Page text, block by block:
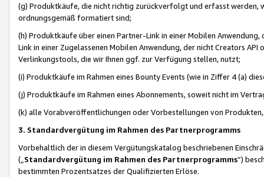
(g) Produktkäufe, die nicht richtig zurückverfolgt und erfasst werden,
ordnungsgemäß formatiert sind;
(h) Produktkäufe über einen Partner-Link in einer Mobilen
Link in einer Zugelassenen Mobilen Anwendung, der nicht Creators
Verlinkungstools, die wir Ihnen ggf. zur Verfügung stellen, nutzt;
(i) Produktkäufe im Rahmen eines Bounty Events (wie in Ziffer 4 (a)
(j) Produktkäufe im Rahmen eines Abonnements, soweit nicht im
(k) alle Vorabveröffentlichungen oder Vorbestellungen von
3. Standardvergütung im Rahmen des Partnerprogramms
Vorbehaltlich der in diesem Vergütungskatalog beschriebenen
(„ Standardvergütung im Rahmen des Partnerprogramms“)
bestimmten Prozentsatzes der Qualifizierten Erlöse.